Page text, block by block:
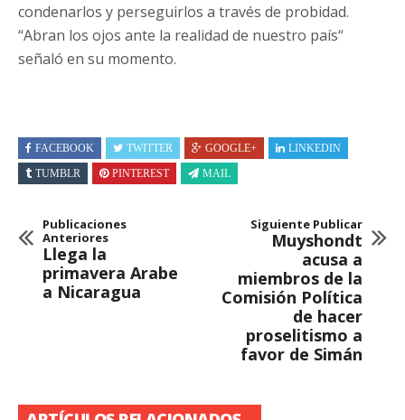
condenarlos y perseguirlos a través de probidad.
“Abran los ojos ante la realidad de nuestro país“
señaló en su momento.
FACEBOOK TWITTER GOOGLE+
LINKEDIN
TUMBLR
PINTEREST MAIL
Publicaciones
Anteriores
Llega la
primavera Arabe
a Nicaragua
Siguiente Publicar
Muyshondt
acusa a
miembros de la
Comisión Política
de hacer
proselitismo a
favor de Simán